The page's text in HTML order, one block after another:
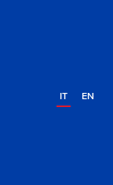
IT EN